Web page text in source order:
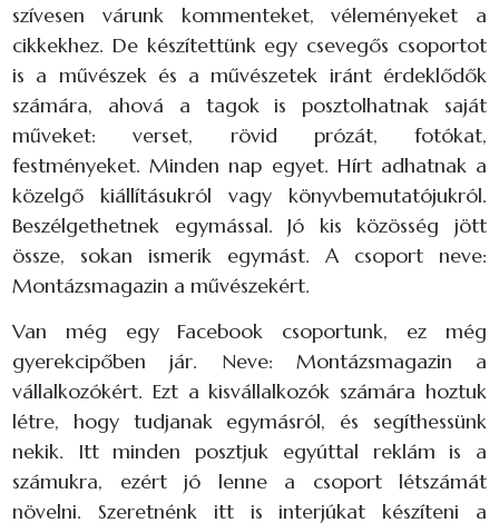
szívesen várunk kommenteket, véleményeket a
cikkekhez. De készítettünk egy csevegős csoportot
is a művészek és a művészetek iránt érdeklődők
számára, ahová a tagok is posztolhatnak saját
műveket: verset, rövid prózát, fotókat,
festményeket. Minden nap egyet. Hírt adhatnak a
közelgő kiállításukról vagy könyvbemutatójukról.
Beszélgethetnek egymással. Jó kis közösség jött
össze, sokan ismerik egymást. A csoport neve:
Montázsmagazin a művészekért.
Van még egy Facebook csoportunk, ez még
gyerekcipőben jár. Neve: Montázsmagazin a
vállalkozókért. Ezt a kisvállalkozók számára hoztuk
létre, hogy tudjanak egymásról, és segíthessünk
nekik. Itt minden posztjuk egyúttal reklám is a
számukra, ezért jó lenne a csoport létszámát
növelni. Szeretnénk itt is interjúkat készíteni a